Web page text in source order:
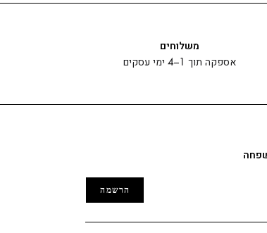
משלוחים
אספקה תוך 1–4 ימי עסקים